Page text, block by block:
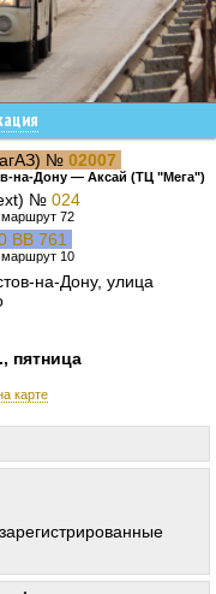
№ 02007
на-Дону — Аксай (ТЦ "Мега")
№ 024
72
ВВ 761
10
на-Дону, улица
пятница
карте